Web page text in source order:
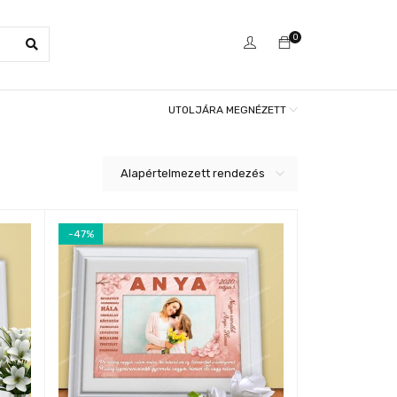
0
UTOLJÁRA MEGNÉZETT
Alapértelmezett rendezés
-47%